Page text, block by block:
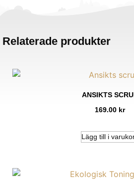
Relaterade produkter
ANSIKTS
169.00 kr
Lägg till i